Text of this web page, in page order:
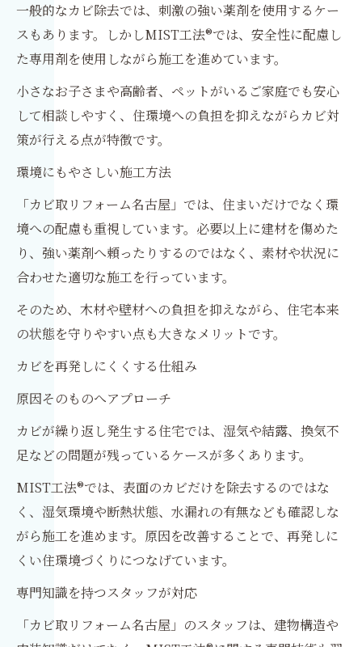
一般的なカビ除去では、刺激の強い薬剤を使用するケー
スもあります。しかしMIST工法®では、安全性に配慮し
た専用剤を使用しながら施工を進めています。
小さなお子さまや高齢者、ペットがいるご家庭でも安心
して相談しやすく、住環境への負担を抑えながらカビ対
策が行える点が特徴です。
環境にもやさしい施工方法
「カビ取リフォーム名古屋」では、住まいだけでなく環
境への配慮も重視しています。必要以上に建材を傷めた
り、強い薬剤へ頼ったりするのではなく、素材や状況に
合わせた適切な施工を行っています。
そのため、木材や壁材への負担を抑えながら、住宅本来
の状態を守りやすい点も大きなメリットです。
カビを再発しにくくする仕組み
原因そのものへアプローチ
カビが繰り返し発生する住宅では、湿気や結露、換気不
足などの問題が残っているケースが多くあります。
MIST工法®では、表面のカビだけを除去するのではな
く、湿気環境や断熱状態、水漏れの有無なども確認しな
がら施工を進めます。原因を改善することで、再発しに
くい住環境づくりにつなげています。
専門知識を持つスタッフが対応
「カビ取リフォーム名古屋」のスタッフは、建物構造や